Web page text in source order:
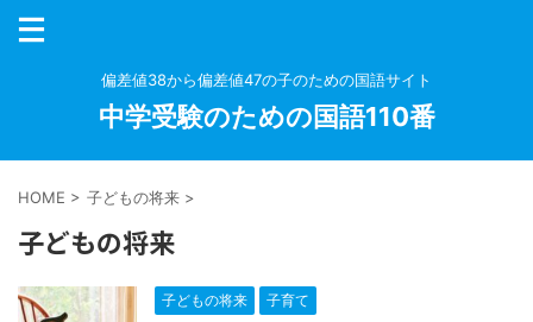
偏差値38から偏差値47の子のための国語サイト
中学受験のための国語110番
HOME > 子どもの将来 >
子どもの将来
子どもの将来 子育て